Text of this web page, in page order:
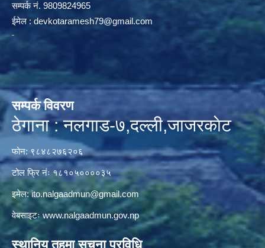
सम्पर्क न‌ं. 9809824965
ईमेल : devkotaramesh79@gmail.com
सम्पर्क विवरण
ठेगाना : नलगाड-७,दल्ली,जाजरकाेट
फोन: ९८४८२७६२०६
टोल फ्रि नंः १८१०५००००३५
इमेल:ito.nalgaadmun@gmail.com
वेबसाइटःwww.nalgaadmun.gov.np
स्थानिय तहमा सूचना प्रविधि